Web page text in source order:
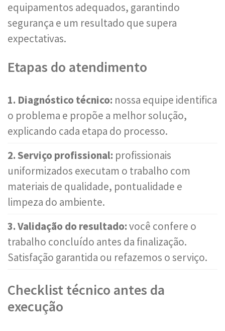
equipamentos adequados, garantindo
segurança e um resultado que supera
expectativas.
Etapas do atendimento
1. Diagnóstico técnico: nossa equipe identifica
o problema e propõe a melhor solução,
explicando cada etapa do processo.
2. Serviço profissional: profissionais
uniformizados executam o trabalho com
materiais de qualidade, pontualidade e
limpeza do ambiente.
3. Validação do resultado:você confere o
trabalho concluído antes da finalização.
Satisfação garantida ou refazemos o serviço.
Checklist técnico antes da
execução